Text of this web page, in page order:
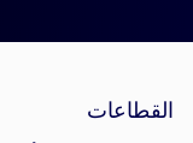
Site menu
القطاعات